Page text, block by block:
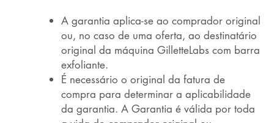
A garantia aplica-se ao comprador original
ou, no caso de uma oferta, ao destinatário
original da máquina GilletteLabs com barra
exfoliante.
É necessário o original da fatura de
compra para determinar a aplicabilidade
da garantia. A Garantia é válida por toda